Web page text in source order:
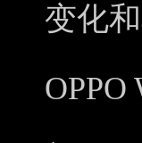
变化